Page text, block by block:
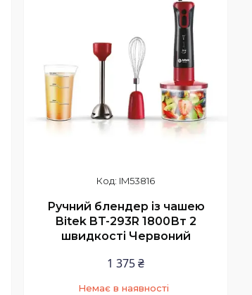
IM53816
Ручний блендер із чашею
Bitek BT-293R 1800Вт 2
швидкості Червоний
1 375 ₴
Немає в наявності